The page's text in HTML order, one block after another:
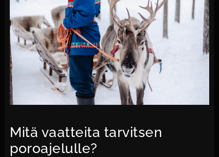
Mitä vaatteita tarvitsen
poroajelulle?